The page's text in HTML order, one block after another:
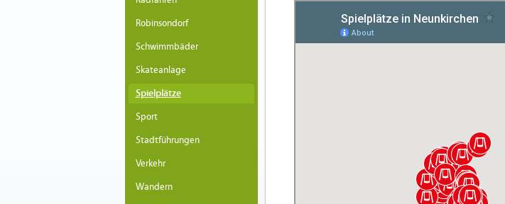
Robinsondorf
Schwimmbäder
Skateanlage
Spielplätze
Sport
Stadtführungen
Verkehr
Wandern